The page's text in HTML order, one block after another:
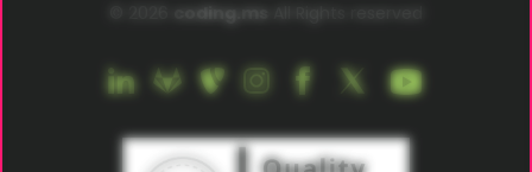
coding.ms